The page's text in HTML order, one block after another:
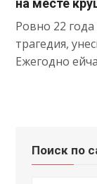
Ровно 22
трагедия,
Ежегодно
Поиск по